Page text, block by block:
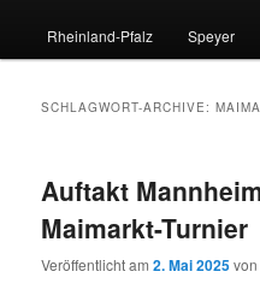
Rheinland-Pfalz Speyer
SCHLAGWORT-ARCHIVE:
Auftakt
Maimarkt-Turnier
Veröffentlicht am2. Mai 2025von